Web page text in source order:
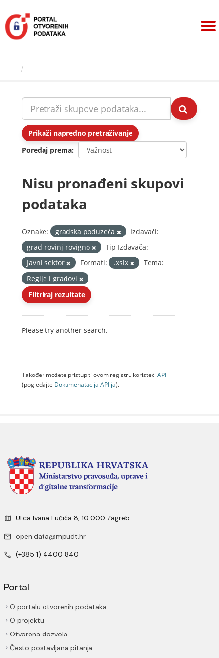
sadržaj
Prikaži napredno pretraživanje
Poredaj prema
Nisu pronađeni skupovi
podataka
Oznake: gradska poduzeća
Izdavači:
grad-rovinj-rovigno
Tip Izdavača:
Javni sektor
Formati: .xslx
Tema:
Regije i gradovi
Filtriraj rezultate
Please try another search.
Također možete pristupiti ovom registru koristeći API
(pogledajte Dokumenаtаcijа API-jа).